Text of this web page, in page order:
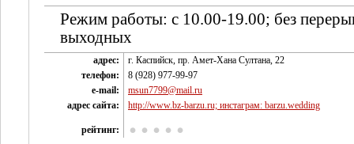
Режим работы: с 10.00-19.00; без
выходных
адрес:
г. Каспийск, пр. Амет-Хана Султана, 22
телефон:
8 (928) 977-99-97
e-mail:
msun7799@mail.ru
адрес сайта:
http://www.bz-barzu.ru; инстаграм: barzu.wedding
рейтинг: